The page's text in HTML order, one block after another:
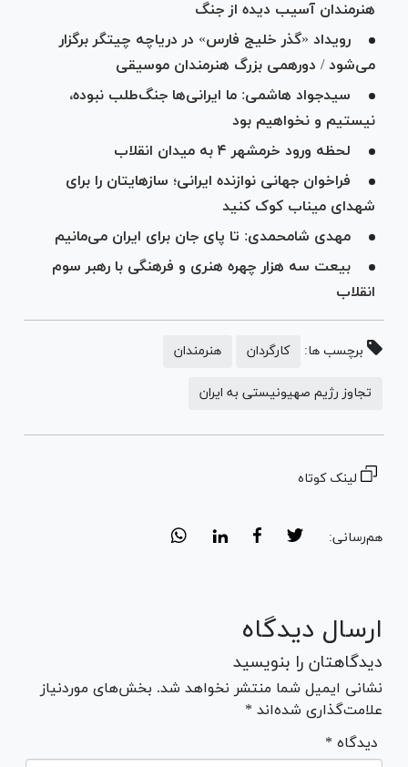
هنرمندان آسیب دیده از جنگ
رویداد «گذر خلیج فارس» در دریاچه چیتگر برگزار
می‌شود / دورهمی بزرگ هنرمندان موسیقی
سیدجواد هاشمی: ما ایرانی‌ها جنگ‌طلب نبوده،
نیستیم و نخواهیم بود
لحظه ورود خرمشهر ۴ به میدان انقلاب
فراخوان جهانی نوازنده ایرانی؛ سازهایتان را برای
شهدای میناب کوک کنید
مهدی شامحمدی: تا پای جان برای ایران می‌مانیم
بیعت سه هزار چهره هنری و فرهنگی با رهبر سوم
انقلاب
برچسب ها: کارگردان هنرمندان
تجاوز رژیم صهیونیستی به ایران
لینک کوتاه
هم‌رسانی:
ارسال دیدگاه
دیدگاهتان را بنویسید
نشانی ایمیل شما منتشر نخواهد شد. بخش‌های موردنیاز
علامت‌گذاری شده‌اند *
* دیدگاه